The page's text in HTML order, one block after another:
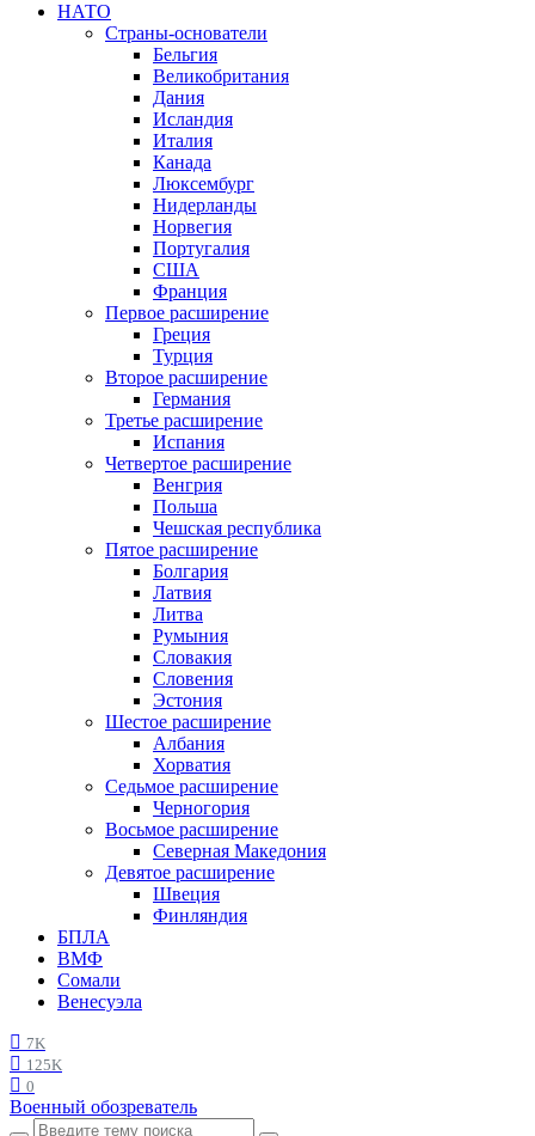
НАТО
Страны-основатели
Бельгия
Великобритания
Дания
Исландия
Италия
Канада
Люксембург
Нидерланды
Норвегия
Португалия
США
Франция
Первое расширение
Греция
Турция
Второе расширение
Германия
Третье расширение
Испания
Четвертое расширение
Венгрия
Польша
Чешская республика
Пятое расширение
Болгария
Латвия
Литва
Румыния
Словакия
Словения
Эстония
Шестое расширение
Албания
Хорватия
Седьмое расширение
Черногория
Восьмое расширение
Северная Македония
Девятое расширение
Швеция
Финляндия
БПЛА
ВМФ
Сомали
Венесуэла
7K
125K
0
Военный обозреватель